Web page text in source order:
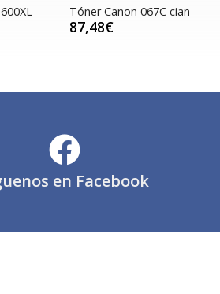
Tóner Canon 067C cian
87,48€
en Facebook